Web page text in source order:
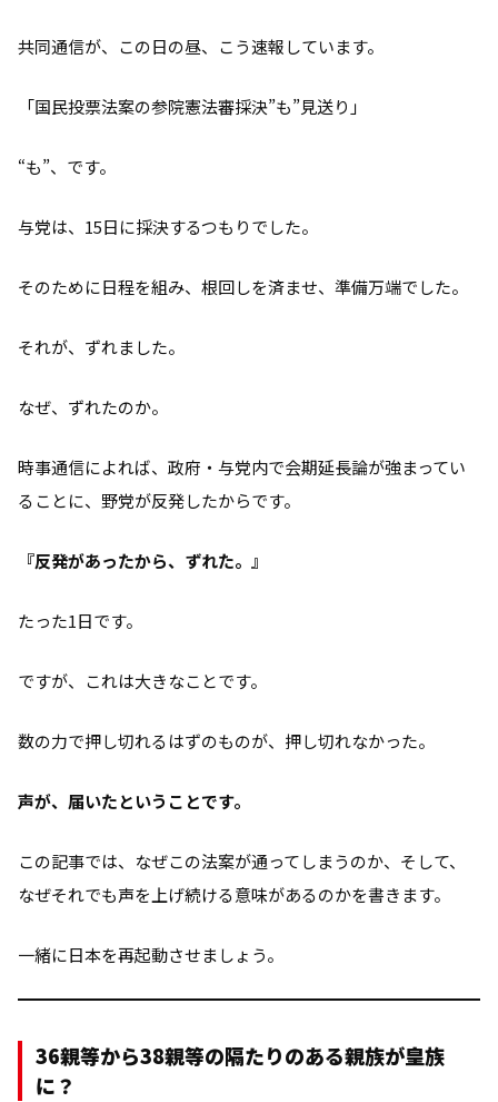
共同通信が、この日の昼、こう速報しています。
「国民投票法案の参院憲法審採決”も”見送り」
“も”、です。
与党は、15日に採決するつもりでした。
そのために日程を組み、根回しを済ませ、準備万端でした。
それが、ずれました。
なぜ、ずれたのか。
時事通信によれば、政府・与党内で会期延長論が強まってい
ることに、野党が反発したからです。
『反発があったから、ずれた。』
たった1日です。
ですが、これは大きなことです。
数の力で押し切れるはずのものが、押し切れなかった。
声が、届いたということです。
この記事では、なぜこの法案が通ってしまうのか、そして、
なぜそれでも声を上げ続ける意味があるのかを書きます。
一緒に日本を再起動させましょう。
36親等から38親等の隔たりのある親族が皇族
に？